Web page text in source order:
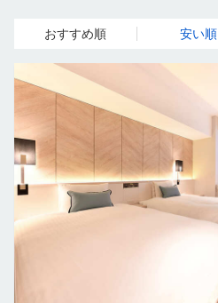
おすすめ順 安い順